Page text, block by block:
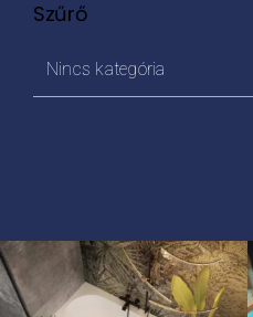
Szűrő
Nincs kategória